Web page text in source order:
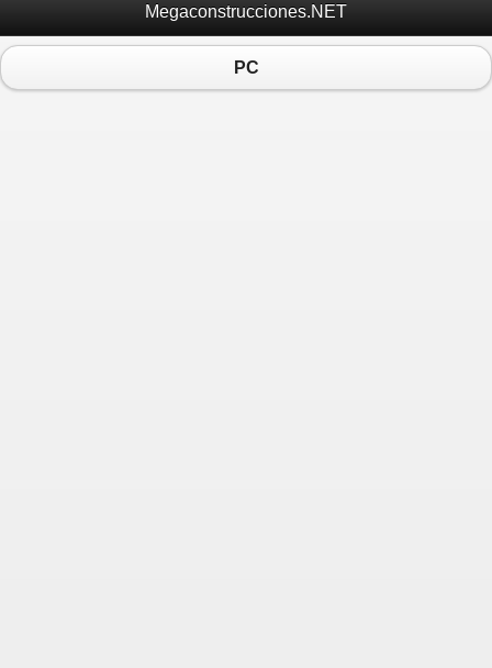
Megaconstrucciones.NET
PC